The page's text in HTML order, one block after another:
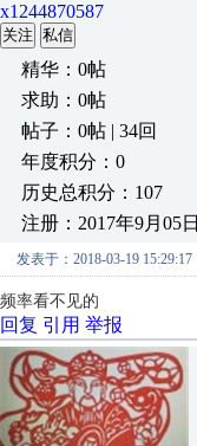
x1244870587
关注 私信
精华：0帖
求助：0帖
帖子：0帖 | 34回
年度积分：0
历史总积分：107
注册：2017年9月05日
发表于：2018-03-19 15:29:17
频率看不见的
回复 引用 举报